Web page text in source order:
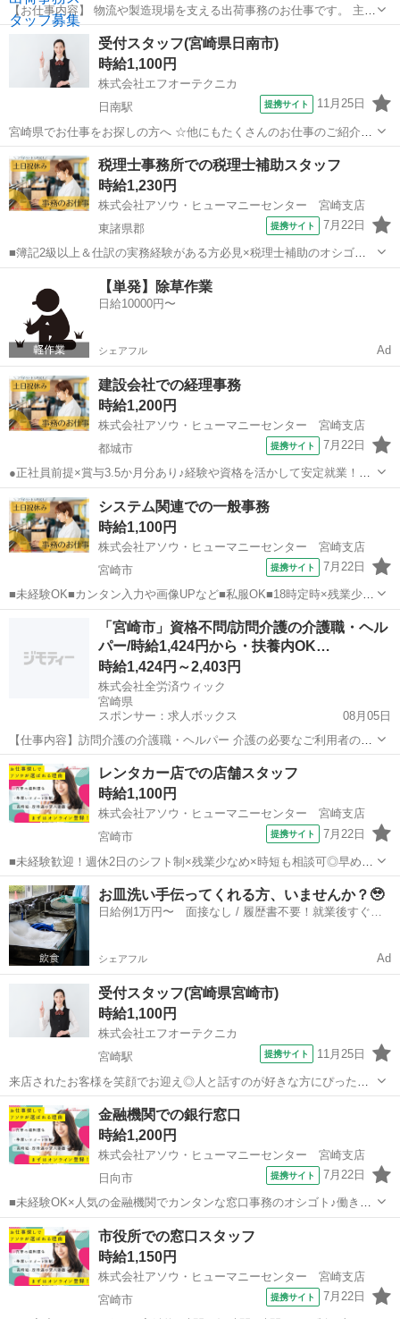
【お仕事内容】 物流や製造現場を支える出荷事務のお仕事です。 主な
業務内容 ❏送り状の発行（専用システム使用） ❏運送費の計算 ❏売上
の集計（Excel使用） 難しいスキルは不要ですが、PC操作（Excelの
基本）ができ...
えびの市 一般事務
受付スタッフ(宮崎県日南市)
時給1,100円
株式会社エフオーテクニカ
日南駅
提携サイト 11月25日
宮崎県でお仕事をお探しの方へ ☆他にもたくさんのお仕事のご紹介が
可能です！！☆ 【 職種例 】 ・軽作業・・・仕分/ピッキング/梱包/
検品/フォークリフト ・事務業・・・一般事務/経理事務/営業事務 ・製
造業・・・組立/検査...
宮崎 日南市 日南駅 受付
税理士事務所での税理士補助スタッフ
時給1,230円
株式会社アソウ・ヒューマニーセンター 宮崎支店
東諸県郡
提携サイト 7月22日
■簿記2級以上＆仕訳の実務経験がある方必見×税理士補助のオシゴト♪
資格とスキルを活かして、残業なし×17時半定時の安定ワークをスター
ト◎時短勤務も相談OK！■車通勤OK×無料駐車場完備！最寄りバス停
からも徒歩1分で毎日の通勤...
東諸県郡 一般事務
【単発】除草作業
日給10000円〜
シェアフル Ad
建設会社での経理事務
時給1,200円
株式会社アソウ・ヒューマニーセンター 宮崎支店
都城市
提携サイト 7月22日
●正社員前提×賞与3.5か月分あり♪経験や資格を活かして安定就業！残
業なしで17時に帰れる経理●車通勤OK＆無料駐車場あり！周辺施設充
実のベンリなオフィスです●少人数オフィスでコツコツもくもく。穏や
かな雰囲気で落ち着いて働け...
宮崎 都城市 一般事務
システム関連での一般事務
時給1,100円
株式会社アソウ・ヒューマニーセンター 宮崎支店
宮崎市
提携サイト 7月22日
■未経験OK■カンタン入力や画像UPなど■私服OK■18時定時×残業少◎
土日祝休み！■車通勤OK！バス停・南宮崎駅チカ！無料駐車場も完備■
皆さん話しかけやすく相談しやすい安心環境で働けるチャンス♪ ふる
さと納税サイト関連の...
一般事務
「宮崎市」資格不問/訪問介護の介護職・ヘル
パー/時給1,424円から・扶養内OK…
時給1,424円～2,403円
株式会社全労済ウィック
宮崎県
スポンサー：求人ボックス
08月05日
【仕事内容】訪問介護の介護職・ヘルパー 介護の必要なご利用者のお
宅へ訪問し、介護サービスを提供するお仕事です。 生活援助:掃除、洗
濯、調理など 身体介護:食事・入浴・排泄介助など 活動エリアは「宮
崎市」です 直行直帰OKです。事務...
アルバイト・パート
レンタカー店での店舗スタッフ
時給1,100円
株式会社アソウ・ヒューマニーセンター 宮崎支店
宮崎市
提携サイト 7月22日
■未経験歓迎！週休2日のシフト制×残業少なめ×時短も相談可◎早め出
社＆退社の日もあり仕事終わりの予定もバッチリ◎■レンタカー店の受
付＋動きありのおしごと♪幅広いスキルを習得できます■宮崎駅より徒
歩圏内！車通勤相談OKです ...
宮崎 宮崎市 受付
お皿洗い手伝ってくれる方、いませんか？🥹
日給例1万円〜 面接なし / 履歴書不要！就業後すぐに
シェアフル Ad
受付スタッフ(宮崎県宮崎市)
時給1,100円
株式会社エフオーテクニカ
宮崎駅
提携サイト 11月25日
来店されたお客様を笑顔でお迎え◎人と話すのが好きな方にぴった
り！ 社員や先輩スタッフのサポート体制もバッチリで安心スタート♪
宮崎県でお仕事をお探しの方へ ☆他にもたくさんのお仕事のご紹介が
可能です！！☆ 【 職種例 】 ...
宮崎 宮崎市 宮崎駅 受付
金融機関での銀行窓口
時給1,200円
株式会社アソウ・ヒューマニーセンター 宮崎支店
日向市
提携サイト 7月22日
■未経験OK×人気の金融機関でカンタンな窓口事務のオシゴト♪働きな
がらスキルも習得できる職場です■残業なし×17時で定時退社◎ご家庭
やプライベートとの両立もバッチリ可能！■日向市駅チカで通勤ラクラ
ク♪ランチやお買い物にも便利...
宮崎 日向市 その他
市役所での窓口スタッフ
時給1,150円
株式会社アソウ・ヒューマニーセンター 宮崎支店
宮崎市
提携サイト 7月22日